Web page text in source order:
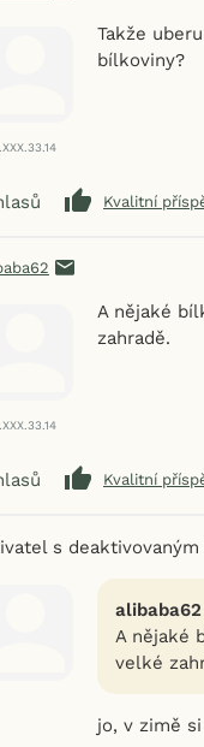
Takže
bílkoviny?
Kvalitní
A nějaké
zahradě.
Kvalitní
s
A nějaké
velké
jo, v zimě